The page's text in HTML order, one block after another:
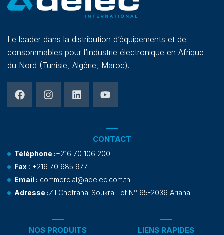
Le leader dans la distribution d’équipements et de
consommables pour l’industrie électronique en Afrique
du Nord (Tunisie, Algérie, Maroc).
NOS PRODUITS LIENS RAPIDES
CONTACT
Téléphone :+216 70 106 200
Fax : +216 70 685 977
Email : commercial@adelec.com.tn
Adresse :Z.I Chotrana-Soukra Lot N° 65-2036 Ariana